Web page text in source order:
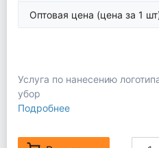
Оптовая цена (цена за 1
Услуга по нанесению
убор
Подробнее